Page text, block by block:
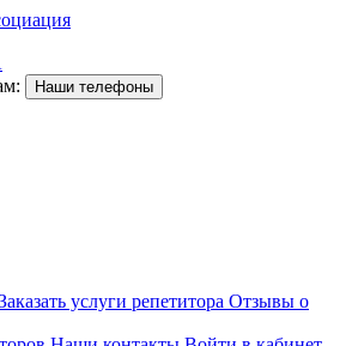
Наши телефоны
услуги репетитора Отзывы о